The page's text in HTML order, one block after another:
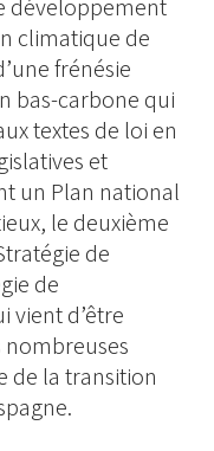
développement
climatique de
frénésie
bas-carbone qui
textes de loi en
et
un Plan national
le deuxième
de
de
vient d’être
nombreuses
de la transition